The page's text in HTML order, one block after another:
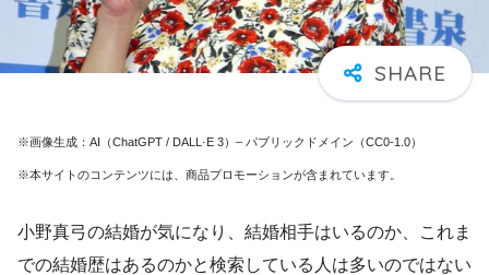
※画像生成：AI（ChatGPT / DALL·E 3）– パブリックドメイン（CC0-1.0）
※本サイトのコンテンツには、商品プロモーションが含まれています。
小野真弓の結婚が気になり、結婚相手はいるのか、これま
での結婚歴はあるのかと検索している人は多いのではない